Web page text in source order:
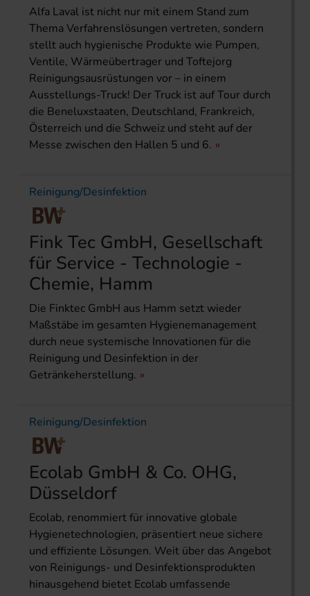
Alfa Laval ist nicht nur mit einem Stand zum
Thema Verfahrenslösungen vertreten, sondern
stellt auch hygienische Produkte wie Pumpen,
Ventile, Wärmeübertrager und Toftejorg
Reinigungsausrüstungen vor – in einem
Ausstellungs-Truck! Der Truck ist auf Tour durch
die Beneluxstaaten, Deutschland, Frankreich,
Österreich und die Schweiz und steht auf der
Messe zwischen den Hallen 5 und 6.
Reinigung/Desinfektion
Fink Tec GmbH, Gesellschaft
für Service - Technologie -
Chemie, Hamm
Die Finktec GmbH aus Hamm setzt wieder
Maßstäbe im gesamten Hygienemanagement
durch neue systemische Innovationen für die
Reinigung und Desinfektion in der
Getränkeherstellung.
Reinigung/Desinfektion
Ecolab GmbH & Co. OHG,
Düsseldorf
Ecolab, renommiert für innovative globale
Hygienetechnologien, präsentiert neue sichere
und effiziente Lösungen. Weit über das Angebot
von Reinigungs- und Desinfektionsprodukten
hinausgehend bietet Ecolab umfassende